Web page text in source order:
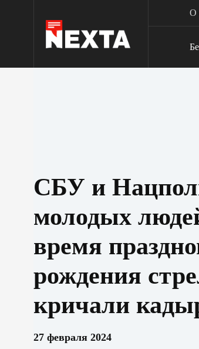
О
СБУ и
молодых
время
рождения
кричали
27 февраля 2024